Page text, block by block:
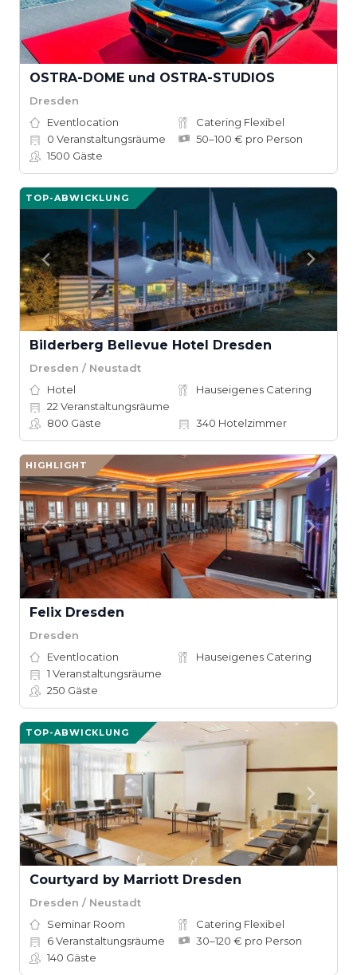
OSTRA-DOME und OSTRA-STUDIOS
Dresden
Eventlocation
Catering Flexibel
0 Veranstaltungsräume
50–100 € pro Person
1500 Gäste
TOP-ABWICKLUNG
Bilderberg Bellevue Hotel Dresden
Dresden / Neustadt
Hotel
Hauseigenes Catering
22 Veranstaltungsräume
800 Gäste 340 Hotelzimmer
HIGHLIGHT
Felix Dresden
Dresden
Eventlocation
Hauseigenes Catering
1 Veranstaltungsräume
250 Gäste
TOP-ABWICKLUNG
Courtyard by Marriott Dresden
Dresden / Neustadt
Seminar Room
Catering Flexibel
6Veranstaltungsräume
30–120 € pro Person
140 Gäste